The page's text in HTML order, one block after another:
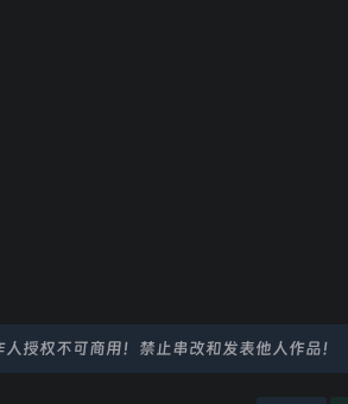
授权不可商用！禁止串改和发表他人作品！